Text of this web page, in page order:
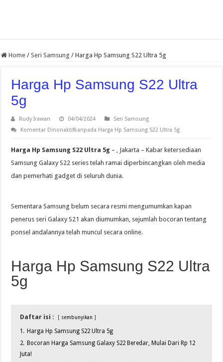
Home / Seri Samsung / Harga Hp Samsung S22 Ultra 5g
Harga Hp Samsung S22 Ultra
5g
Rudy Irawan 04/04/2024
Seri Samsung
Komentar Dinonaktifkanpada Harga Hp Samsung S22 Ultra 5g
Harga Hp Samsung S22 Ultra 5g – , Jakarta – Kabar ketersediaan
Samsung Galaxy S22 series telah ramai diperbincangkan oleh media
dan pemerhati gadget di seluruh dunia.
Sementara Samsung belum secara resmi mengumumkan kapan
penerus seri Galaxy S21 akan diumumkan, sejumlah bocoran tentang
ponsel andalannya telah muncul secara online.
Harga Hp Samsung S22 Ultra
5g
Daftar isi : sembunyikan
1. Harga Hp Samsung S22 Ultra 5g
2. Bocoran Harga Samsung Galaxy S22 Beredar, Mulai Dari Rp 12
Juta!